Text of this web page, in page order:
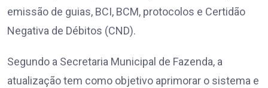
emissão de guias, BCI, BCM, protocolos e Certidão
Negativa de Débitos (CND).
Segundo a Secretaria Municipal de Fazenda, a
atualização tem como objetivo aprimorar o sistema e